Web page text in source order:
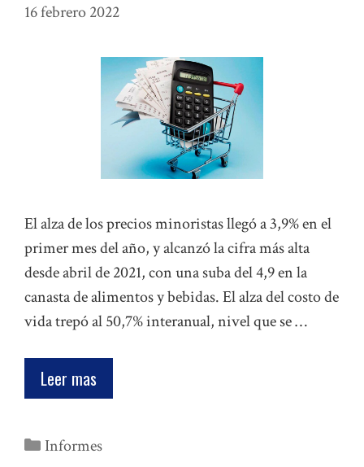
16 febrero 2022
El alza de los precios minoristas llegó a 3,9% en el
primer mes del año, y alcanzó la cifra más alta
desde abril de 2021, con una suba del 4,9 en la
canasta de alimentos y bebidas. El alza del costo de
vida trepó al 50,7% interanual, nivel que se …
Leer mas
Categorías
Informes